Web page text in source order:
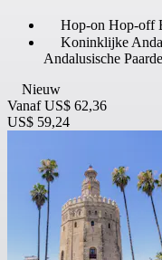
Hop-on Hop-off
Koninklijke
Andalusische
Nieuw
Vanaf US$ 62,36
US$ 59,24